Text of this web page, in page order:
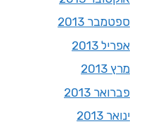
ספטמבר 2013
אפריל 2013
מרץ 2013
פברואר 2013
ינואר 2013